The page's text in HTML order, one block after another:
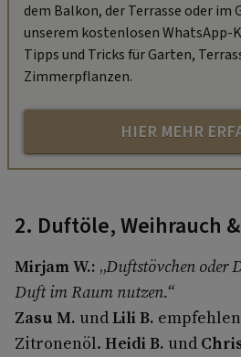
dem Balkon, der Terrasse oder im
unserem kostenlosen WhatsApp-
Tipps und Tricks für Garten,
Zimmerpflanzen.
HIER MEHR
2. Duftöle, Weihrauch
Mirjam W.: „Duftstövchen oder
Duft im Raum nutzen.“
Zasu M. undLili B.
Zitronenöl. Heidi B. und